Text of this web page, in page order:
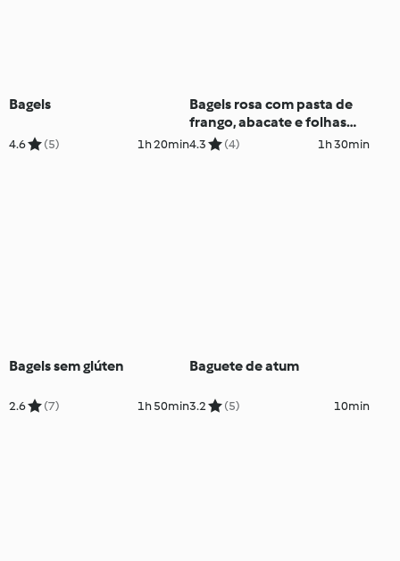
Bagels
4.6 (5) 1h 20min
Bagels rosa com pasta de
frango, abacate e folhas
verdes
4.3 (4) 1h 30min
Bagels sem glúten
2.6 (7) 1h 50min
Baguete de atum
3.2 (5) 10min